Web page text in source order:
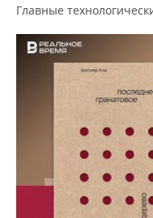
Главные